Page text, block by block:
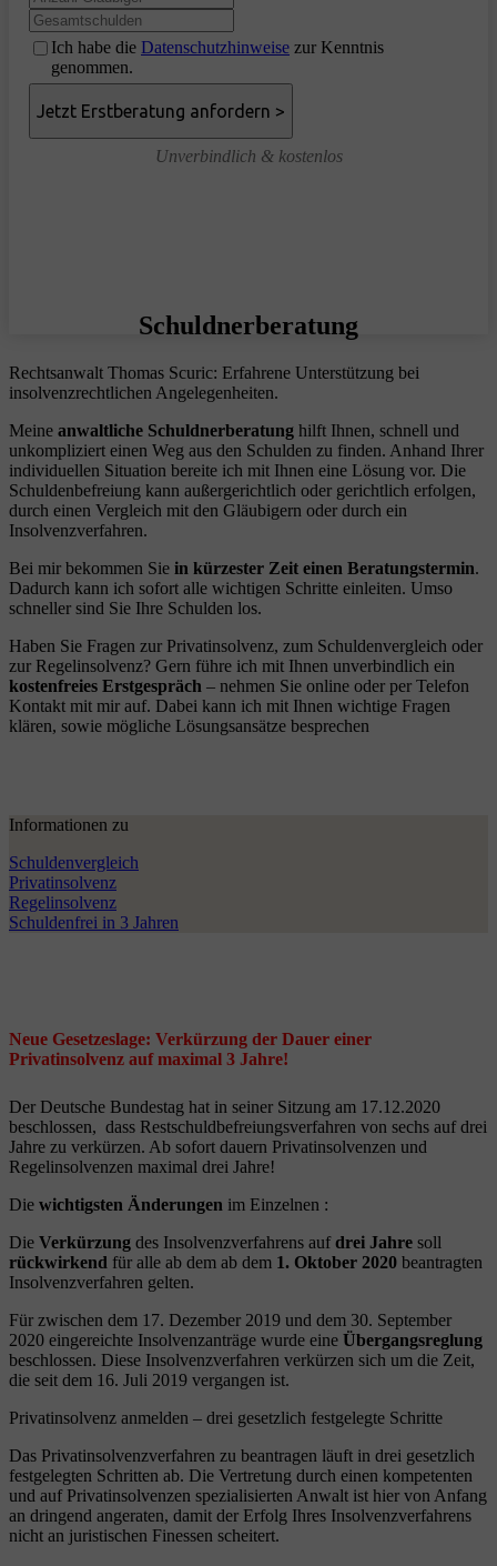
Ich habe die Datenschutzhinweise zur Kenntnis
genommen.
Unverbindlich & kostenlos
Schuldnerberatung
Rechtsanwalt Thomas Scuric: Erfahrene Unterstützung bei
insolvenzrechtlichen Angelegenheiten.
Meine anwaltliche Schuldnerberatung hilft Ihnen, schnell und
unkompliziert einen Weg aus den Schulden zu finden. Anhand Ihrer
individuellen Situation bereite ich mit Ihnen eine Lösung vor. Die
Schuldenbefreiung kann außergerichtlich oder gerichtlich erfolgen,
durch einen Vergleich mit den Gläubigern oder durch ein
Insolvenzverfahren.
Bei mir bekommen Sie in kürzester Zeit einen Beratungstermin.
Dadurch kann ich sofort alle wichtigen Schritte einleiten. Umso
schneller sind Sie Ihre Schulden los.
Haben Sie Fragen zur Privatinsolvenz, zum Schuldenvergleich oder
zur Regelinsolvenz? Gern führe ich mit Ihnen unverbindlich ein
kostenfreies Erstgespräch – nehmen Sie online oder per Telefon
Kontakt mit mir auf. Dabei kann ich mit Ihnen wichtige Fragen
klären, sowie mögliche Lösungsansätze besprechen
Informationen zu
Schuldenvergleich
Privatinsolvenz
Regelinsolvenz
Schuldenfrei in 3 Jahren
Neue Gesetzeslage: Verkürzung der Dauer einer
Privatinsolvenz auf maximal 3 Jahre!
Der Deutsche Bundestag hat in seiner Sitzung am 17.12.2020
beschlossen, dass Restschuldbefreiungsverfahren von sechs auf drei
Jahre zu verkürzen. Ab sofort dauern Privatinsolvenzen und
Regelinsolvenzen maximal drei Jahre!
Die wichtigsten Änderungen im Einzelnen :
Die Verkürzung des Insolvenzverfahrens aufdrei Jahre soll
rückwirkend für alle ab dem ab dem 1. Oktober 2020 beantragten
Insolvenzverfahren gelten.
Für zwischen dem 17. Dezember 2019 und dem 30. September
2020 eingereichte Insolvenzanträge wurde eine Übergangsreglung
beschlossen. Diese Insolvenzverfahren verkürzen sich um die Zeit,
die seit dem 16. Juli 2019 vergangen ist.
Privatinsolvenz anmelden – drei gesetzlich festgelegte Schritte
Das Privatinsolvenzverfahren zu beantragen läuft in drei gesetzlich
festgelegten Schritten ab. Die Vertretung durch einen kompetenten
und auf Privatinsolvenzen spezialisierten Anwalt ist hier von Anfang
an dringend angeraten, damit der Erfolg Ihres Insolvenzverfahrens
nicht an juristischen Finessen scheitert.